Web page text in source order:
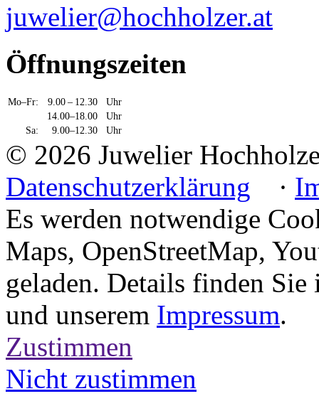
juwelier@hochholzer.at
Öffnungszeiten
Mo–Fr: 9.00 – 12.30
Uhr
14.00–18.00
Uhr
Sa:
9.00–12.30 Uhr
© 2026 Juwelier
Datenschutzerklärung ·
Es werden notwendige
Maps, OpenStreetMap,
geladen. Details finden
und unserem Impressum.
Zustimmen
Nicht zustimmen